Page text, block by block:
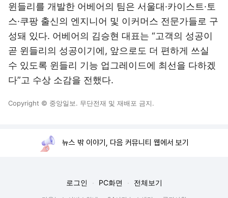
윈들리를 개발한 어베어의 팀은 서울대·카이스트·토
스·쿠팡 출신의 엔지니어 및 이커머스 전문가들로 구
성돼 있다. 어베어의 김승현 대표는 “고객의 성공이
곧 윈들리의 성공이기에, 앞으로도 더 편하게 쓰실
수 있도록 윈들리 기능 업그레이드에 최선을 다하겠
다”고 수상 소감을 전했다.
Copyright © 중앙일보. 무단전재 및 재배포 금지.
뉴스 밖 이야기, 다음 커뮤니티 웹에서 보기
로그인 PC화면 전체보기